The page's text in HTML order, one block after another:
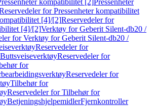
kompatibilitet [2]Pressenheter
for Pressenheter kompatibilitet
[4]/[2]Reservedeler for
[4]/[2]Verktøy for Geberit Silent-db20 /
for Verktøy for Geberit Silent-db20 /
Reservedeler for
ButtsveiseverktøyReservedeler for
for
Reservedeler for
Tilbehør for
Reservedeler for Tilbehør for
BetjeningshjelpemidlerFjernkontroller